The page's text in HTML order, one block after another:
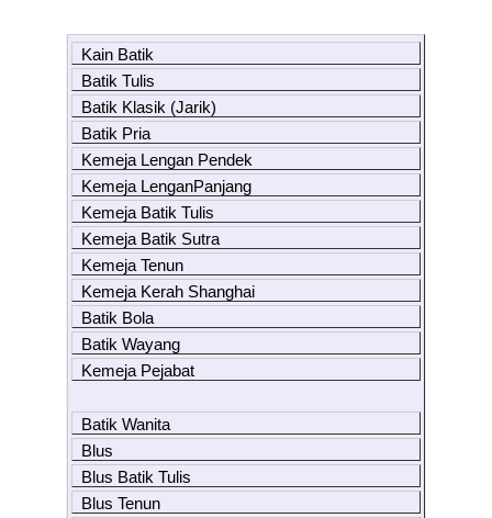
Kain Batik
Batik Tulis
Batik Klasik (Jarik)
Batik Pria
Kemeja Lengan Pendek
Kemeja LenganPanjang
Kemeja Batik Tulis
Kemeja Batik Sutra
Kemeja Tenun
Kemeja Kerah Shanghai
Batik Bola
Batik Wayang
Kemeja Pejabat
Batik Wanita
Blus
Blus Batik Tulis
Blus Tenun